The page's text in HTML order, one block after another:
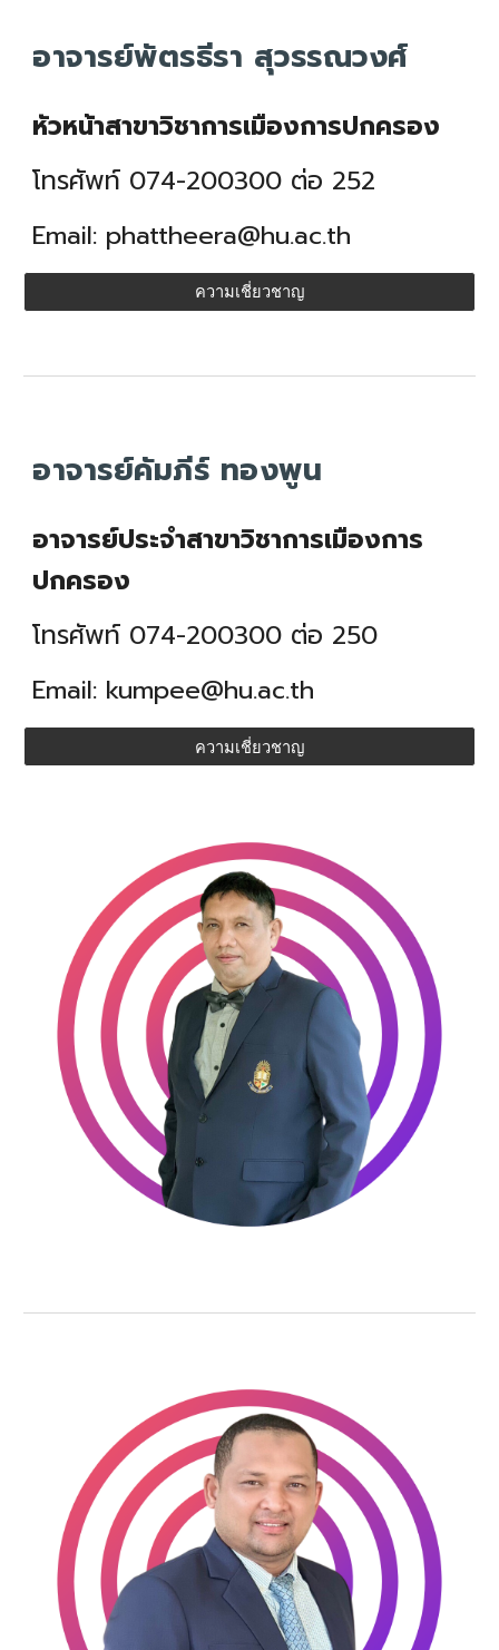
อาจารย์พัตรธีรา สุวรรณวงศ์
หัวหน้าสาขาวิชาการเมืองการปกครอง
โทรศัพท์ 074-200300 ต่อ 252
Email: phattheera@hu.ac.th
ความเชี่ยวชาญ
อาจารย์คัมภีร์ ทองพูน
อาจารย์ประจำสาขาวิชาการเมืองการ
ปกครอง
โทรศัพท์ 074-200300 ต่อ 250
Email: kumpee@hu.ac.th
ความเชี่ยวชาญ